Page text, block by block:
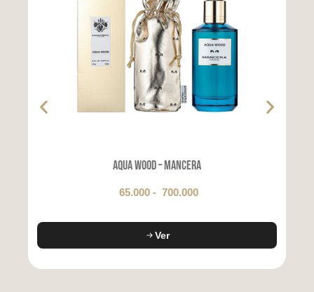
Aqua Wood – Mancera
65.000 - 700.000
Ver